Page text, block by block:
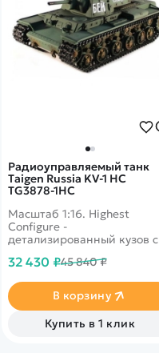
Радиоуправляемый танк
Taigen Russia KV-1 HC
TG3878-1HC
Масштаб 1:16. Highest
Configure -
детализированный кузов с
металлические детали.
эффекты.
32 430 ₽45 840 ₽
В корзину
Купить в 1 клик